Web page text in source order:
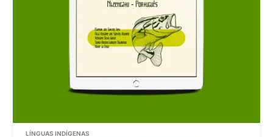
LÍNGUAS INDÍGENAS